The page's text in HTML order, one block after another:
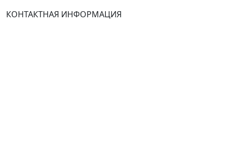
КОНТАКТНАЯ ИНФОРМАЦИЯ